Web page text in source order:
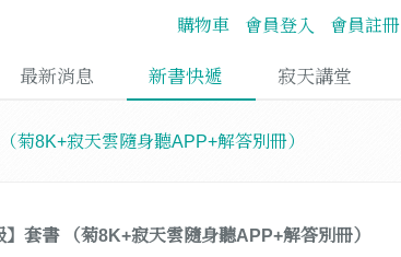
購物車 會員登入 會員註冊
最新消息 新書快遞 寂天講堂
菊8K+寂天雲隨身聽APP+解答別冊）
套書 （菊8K+寂天雲隨身聽APP+解答別冊）